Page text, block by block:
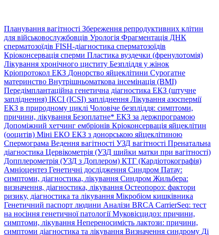
Планування вагітності Збереження репродуктивних клітин
для військовослужбовців Урологія Фрагментація ДНК
сперматозоїдів FISH-діагностика сперматозоїдів
Кріоконсервація сперми Пластика вуздечки (френулотомія)
Лікування хронічного циститу Безпліддя у жінок
Кріопротокол ЕКЗ Донорство яйцеклітини Сурогатне
материнство Внутрішньоматкова інсемінація (ВМІ)
Передімплантаційна генетична діагностика ЕКЗ (штучне
запліднення) ІКСІ (ICSI) запліднення Лікування азоспермії
ЕКЗ в природному циклі Чоловіче безпліддя: симптоми,
причини, лікування Безоплатне* ЕКЗ за держпрограмою
Допоміжний хетчинг ембріонів Кріоконсервація яйцеклітин
(ооцитів) Міні ЕКО ЕКЗ з донорською яйцеклітиною
Спермограма Ведення вагітності УЗД вагітності Пренатальна
діагностика Цервікометрія (УЗД шийки матки при вагітності)
Допплерометрія (УЗД з Доплером) КТГ (Кардіотокографія)
Амніоцентез Генетичні дослідження Синдром Патау:
симптоми, дiагностика, лiкування Синдром Жильбера:
визначення, діагностика, лікування Остеопороз: фактори
ризику, діагностика та лікування Мікробіом кишківника
Генетичний паспорт людини Аналізи BRCA CarrierSeq: тест
на носіння генетичної патологіїМуковісцидоз: причини,
симптоми, лікування Непереносимість лактози: причини,
симптоми діагностика та лікування Визначення синдрому Ді